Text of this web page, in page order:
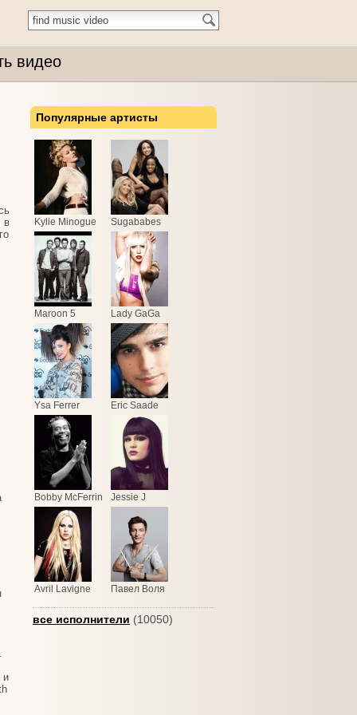
видео
в
и
Популярные артисты
Kylie Minogue Sugababes
Maroon 5 Lady GaGa
Ysa Ferrer Eric Saade
Bobby McFerrin Jessie J
Avril Lavigne Павел Воля
все исполнители (10050)